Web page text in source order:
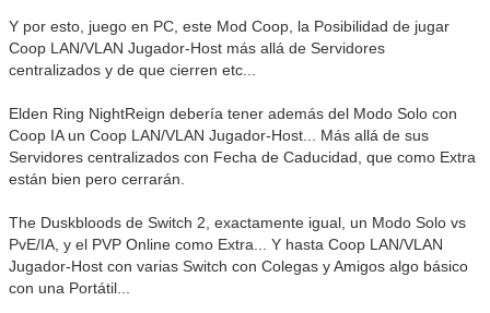
Y por esto, juego en PC, este Mod Coop, la Posibilidad de jugar
Coop LAN/VLAN Jugador-Host más allá de Servidores
centralizados y de que cierren etc...
Elden Ring NightReign debería tener además del Modo Solo con
Coop IA un Coop LAN/VLAN Jugador-Host... Más allá de sus
Servidores centralizados con Fecha de Caducidad, que como Extra
están bien pero cerrarán.
The Duskbloods de Switch 2, exactamente igual, un Modo Solo vs
PvE/IA, y el PVP Online como Extra... Y hasta Coop LAN/VLAN
Jugador-Host con varias Switch con Colegas y Amigos algo básico
con una Portátil...